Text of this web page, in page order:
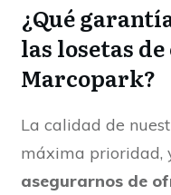
¿Qué
las losetas
Marcopark?
La calidad de
máxima prioridad,
asegurarnos de